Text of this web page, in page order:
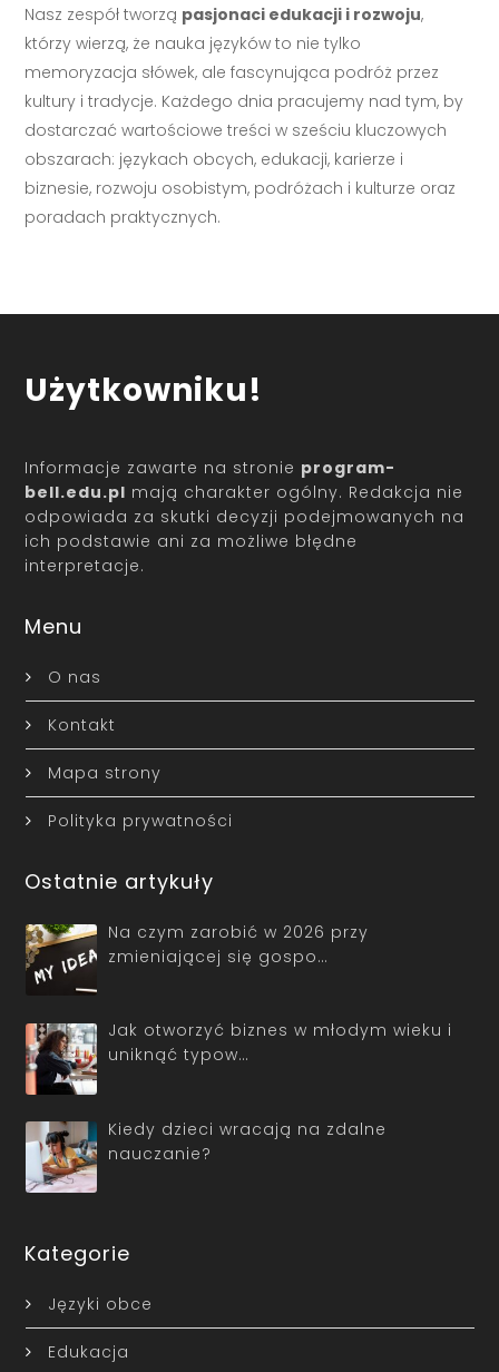
Nasz zespół tworzą pasjonaci edukacji i rozwoju,
którzy wierzą, że nauka języków to nie tylko
memoryzacja słówek, ale fascynująca podróż przez
kultury i tradycje. Każdego dnia pracujemy nad tym, by
dostarczać wartościowe treści w sześciu kluczowych
obszarach: językach obcych, edukacji, karierze i
biznesie, rozwoju osobistym, podróżach i kulturze oraz
poradach praktycznych.
Użytkowniku!
Informacje zawarte na stronie program-
bell.edu.pl mają charakter ogólny. Redakcja nie
odpowiada za skutki decyzji podejmowanych na
ich podstawie ani za możliwe błędne
interpretacje.
Menu
O nas
Kontakt
Mapa strony
Polityka prywatności
Ostatnie artykuły
Na czym zarobić w 2026 przy
zmieniającej się gospo…
Jak otworzyć biznes w młodym wieku i
uniknąć typow…
Kiedy dzieci wracają na zdalne
nauczanie?
Kategorie
Języki obce
Edukacja